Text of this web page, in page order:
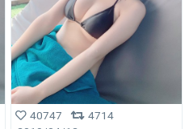
40747
4714